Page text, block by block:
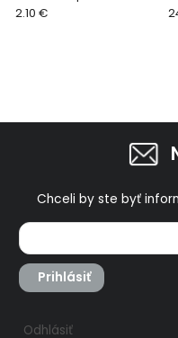
štvorbritý, Ø10x160mm
2.10 €
Chceli by ste byť
Prihlásiť
Odhlásiť